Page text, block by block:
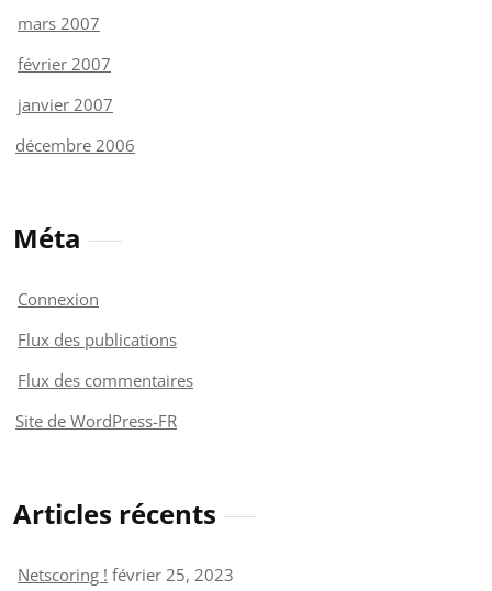
mars 2007
février 2007
janvier 2007
décembre 2006
Méta
Connexion
Flux des publications
Flux des commentaires
Site de WordPress-FR
Articles récents
Netscoring ! février 25, 2023